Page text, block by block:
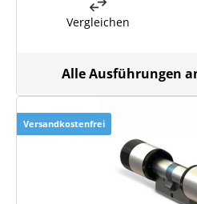
Vergleichen
Alle Ausführungen
Versandkostenfrei